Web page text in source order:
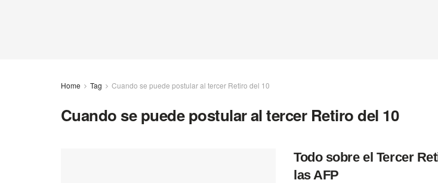
Home Tag Cuando se puede postular al tercer Retiro del 10
Cuando se puede postular al tercer Retiro del 10
Todo sobre el Tercer
las AFP